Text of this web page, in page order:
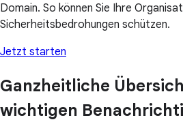
Domain. So können Sie Ihre
Sicherheitsbedrohungen schützen.
Jetzt starten
Ganzheitliche
wichtigen